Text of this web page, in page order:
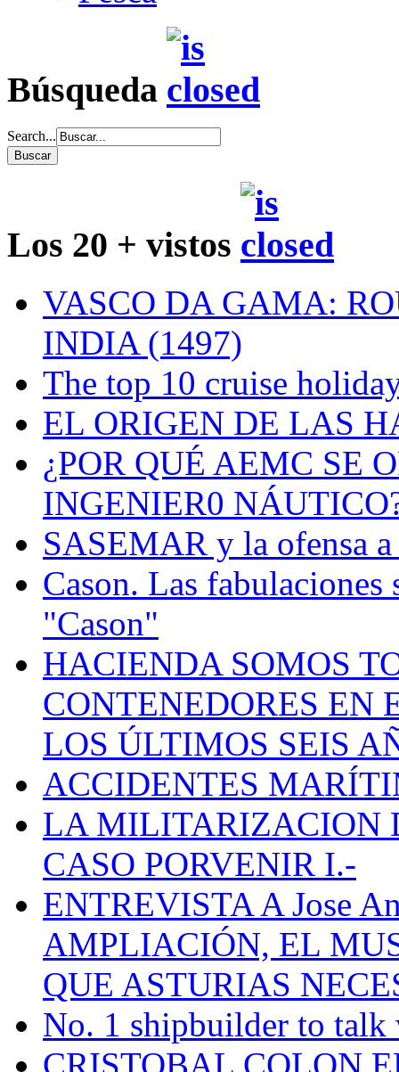
Búsqueda
Search...
Los 20 + vistos
VASCO DA GAMA:
INDIA (1497)
The top 10 cruise
EL ORIGEN DE LAS
¿POR QUÉ AEMC SE
INGENIER0
SASEMAR y la ofensa a
Cason. Las fabulaciones
"Cason"
HACIENDA SOMOS
CONTENEDORES EN
LOS ÚLTIMOS SEIS
ACCIDENTES
LA MILITARIZACION
CASO PORVENIR I.-
ENTREVISTA A Jose
AMPLIACIÓN, EL
QUE ASTURIAS
No. 1 shipbuilder to talk
CRISTOBAL COLON